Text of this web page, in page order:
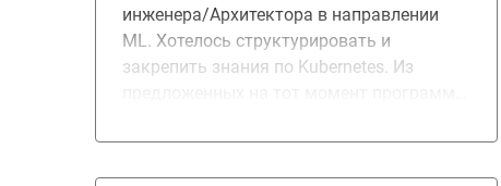
инженера/Архитектора в направлении
ML. Хотелось структурировать и
закрепить знания по Kubernetes. Из
полной и интересной. Понравился